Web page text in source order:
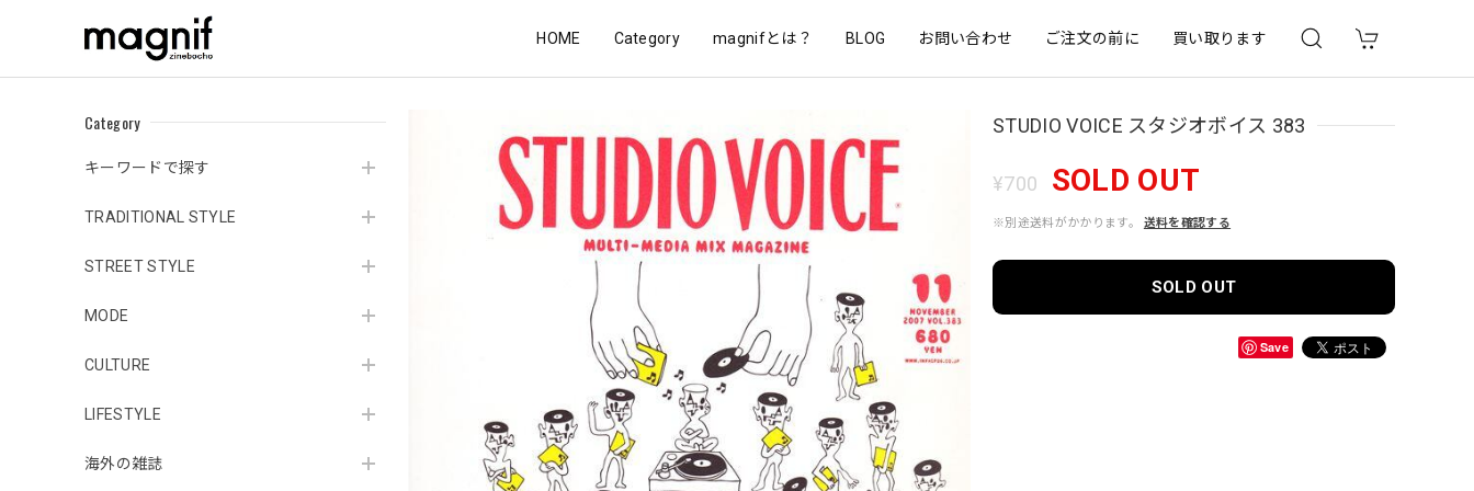
HOME Category magnifとは？ BLOG お問い合わせ ご注文の前に 買い取ります
Category
キーワードで探す
TRADITIONAL STYLE
STREET STYLE
MODE
CULTURE
LIFESTYLE
海外の雑誌
STUDIO VOICE スタジオボイス 383
¥700 SOLD OUT
※別途送料がかかります。 送料を確認する
SOLD OUT
Save